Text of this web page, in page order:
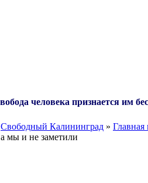
человека признается им
Свободный Калининград » Главная
а мы и не заметили